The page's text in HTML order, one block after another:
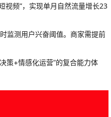
视频”，实现单月自然流量增长23
监测用户兴奋阈值。商家需提前
策+情感化运营”的复合能力体